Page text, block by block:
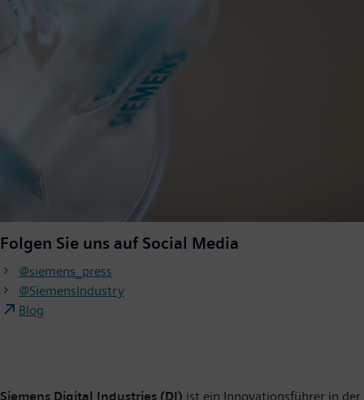
Folgen Sie uns auf Social Media
@siemens_press
@SiemensIndustry
Blog
Siemens Digital Industries (DI) ist ein Innovationsführer in der